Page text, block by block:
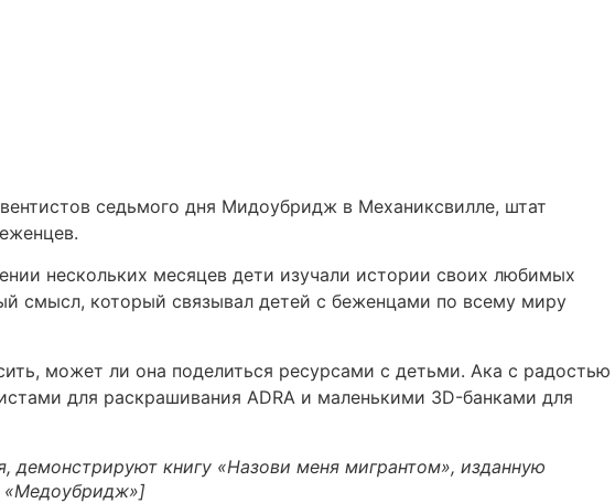
седьмого дня Мидоубридж в Механиксвилле, штат
нескольких месяцев дети изучали истории своих любимых
смысл, который связывал детей с беженцами по всему миру
может ли она поделиться ресурсами с детьми. Ака с радостью
для раскрашивания ADRA и маленькими 3D-банками для
демонстрируют книгу «Назови меня мигрантом», изданную
«Медоубридж»]